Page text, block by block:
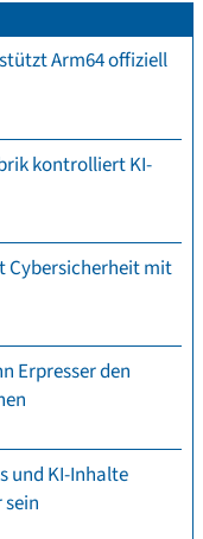
Arm64 offiziell
kontrolliert KI-
Cybersicherheit mit
Erpresser den
und KI-Inhalte